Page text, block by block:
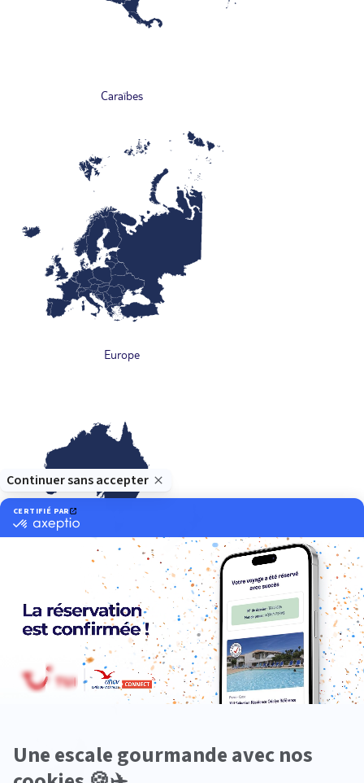
Caraïbes
Europe
Océanie